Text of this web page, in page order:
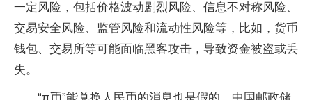
一定风险，包括价格波动剧烈风险、信息不对称风险、
交易安全风险、监管风险和流动性风险等，比如，货币
钱包、交易所等可能面临黑客攻击，导致资金被盗或丢
失。